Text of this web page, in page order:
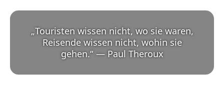
„Touristen wissen nicht, wo sie waren,
Reisende wissen nicht, wohin sie
gehen.“ — Paul Theroux